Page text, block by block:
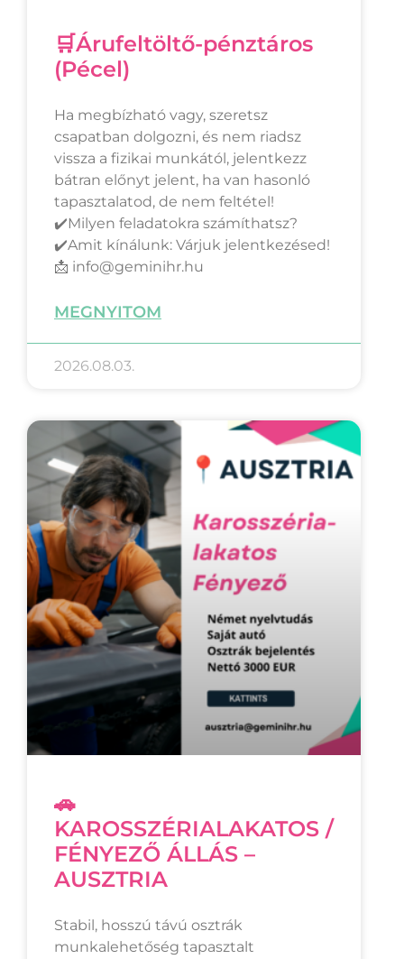
🛒Árufeltöltő-pénztáros
(Pécel)
Ha megbízható vagy, szeretsz
csapatban dolgozni, és nem riadsz
vissza a fizikai munkától, jelentkezz
bátran előnyt jelent, ha van hasonló
tapasztalatod, de nem feltétel!
✔️Milyen feladatokra számíthatsz?
✔️Amit kínálunk: Várjuk jelentkezésed!
📩 info@geminihr.hu
MEGNYITOM
2026.08.03.
🚗
KAROSSZÉRIALAKATOS /
FÉNYEZŐ ÁLLÁS –
AUSZTRIA
Stabil, hosszú távú osztrák
munkalehetőség tapasztalt